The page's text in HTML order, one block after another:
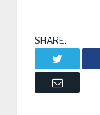
SHARE.
Email